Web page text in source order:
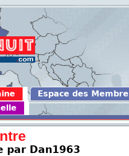
Espace des Membre
par Dan1963